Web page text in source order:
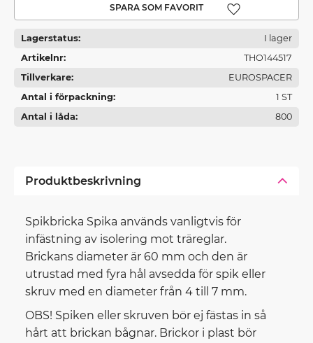
Lägg till i favoriter
Lagerstatus
I lager
Artikelnr
THO144517
Tillverkare
EUROSPACER
Antal i förpackning
1 ST
Antal i låda
800
Produktbeskrivning
Spikbricka Spika används vanligtvis för
infästning av isolering mot träreglar.
Brickans diameter är 60 mm och den är
utrustad med fyra hål avsedda för spik eller
skruv med en diameter från 4 till 7 mm.
OBS! Spiken eller skruven bör ej fästas in så
hårt att brickan bågnar. Brickor i plast bör